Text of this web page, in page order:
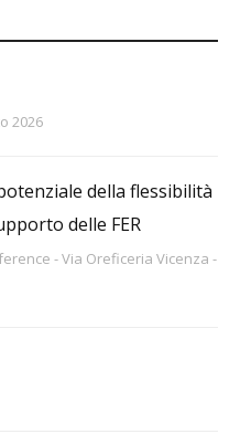
2026
della flessibilità
delle FER
- Via Oreficeria Vicenza -